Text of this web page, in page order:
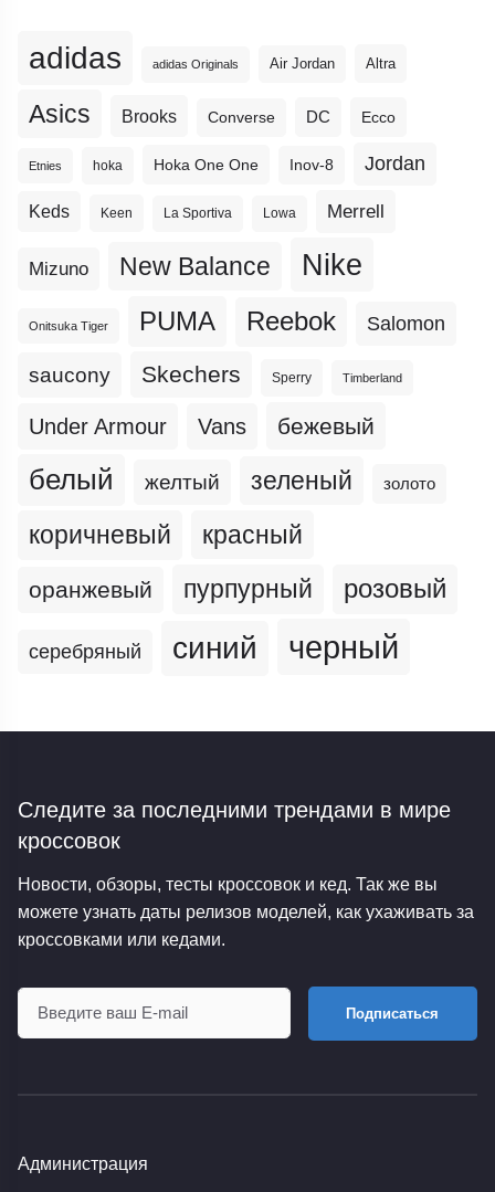
adidas adidas Originals Air Jordan Altra
Asics Brooks Converse DC Ecco
Etnies hoka Hoka One One Inov-8 Jordan
Keds Keen La Sportiva Lowa Merrell
Mizuno New Balance Nike
Onitsuka Tiger PUMA Reebok Salomon
saucony Skechers Sperry Timberland
Under Armour Vans бежевый
белый желтый зеленый золото
коричневый красный
оранжевый пурпурный розовый
серебряный синий черный
Следите за последними трендами в мире
кроссовок
Новости, обзоры, тесты кроссовок и кед. Так же вы
можете узнать даты релизов моделей, как ухаживать за
кроссовками или кедами.
Подписаться
Администрация